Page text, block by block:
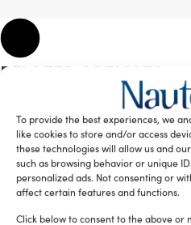
To provide the best experiences, we
like cookies to store and/or access
these technologies will allow us and
such as browsing behavior or unique
personalized ads. Not consenting or
affect certain features and functions.
Click below to consent to the above or
RELATED ARTICLES